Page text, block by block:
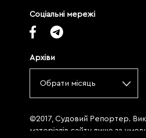
Соціальні мережі
Архіви
Обрати місяць
©2017, Судовий Репортер.
матеріалів сайту лише за